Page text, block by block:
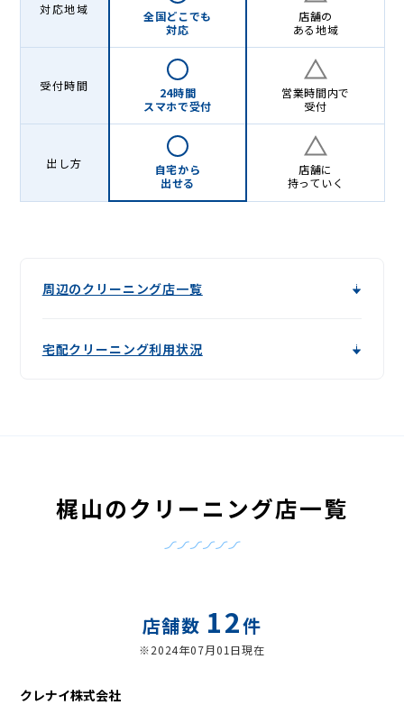
対応地域
全国どこでも
対応
店舗の
ある地域
受付時間
24時間
スマホで受付
営業時間内で
受付
出し方
自宅から
出せる
店舗に
持っていく
周辺のクリーニング店一覧
宅配クリーニング利用状況
梶山のクリーニング店一覧
店舗数 12件
※2024年07月01日現在
クレナイ株式会社